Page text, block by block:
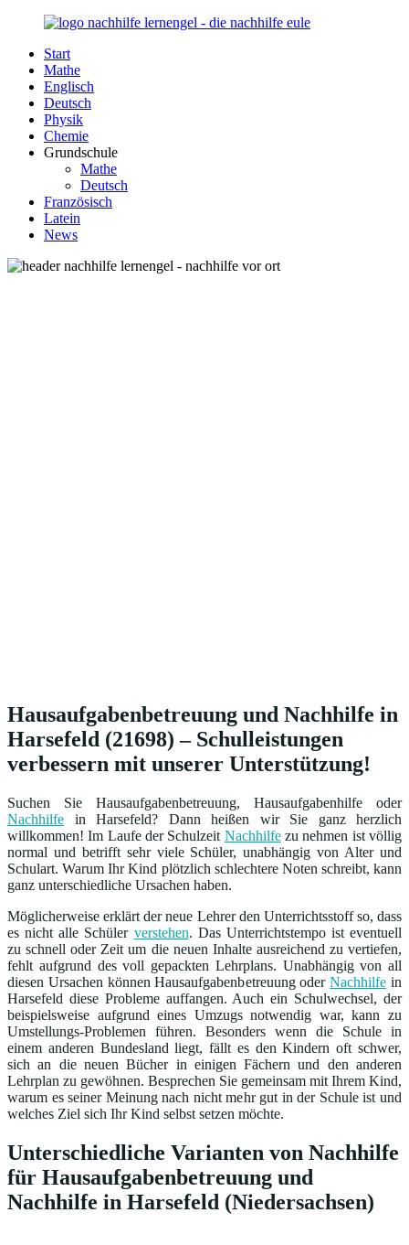
Zurück
Inhalt
Nachhilfe-
Lernengel.de
Unsere
Nachhilfe-
Eule
berät
zum
Damit
Lernen
Spaß
Start
Mathe
Englisch
Deutsch
Physik
Chemie
Grundschule
Mathe
Deutsch
Französisch
Latein
News
Hausaufgabenbetreuung und Nachhilfe in
Harsefeld (21698) – Schulleistungen
verbessern mit unserer Unterstützung!
Suchen Sie Hausaufgabenbetreuung, Hausaufgabenhilfe oder
Nachhilfe in Harsefeld? Dann heißen wir Sie ganz herzlich
willkommen! Im Laufe der Schulzeit Nachhilfezu nehmen ist völlig
normal und betrifft sehr viele Schüler, unabhängig von Alter und
Schulart. Warum Ihr Kind plötzlich schlechtere Noten schreibt, kann
ganz unterschiedliche Ursachen haben.
Möglicherweise erklärt der neue Lehrer den Unterrichtsstoff so, dass
es nicht alle Schüler verstehen. Das Unterrichtstempo ist eventuell
zu schnell oder Zeit um die neuen Inhalte ausreichend zu vertiefen,
fehlt aufgrund des voll gepackten Lehrplans. Unabhängig von all
diesen Ursachen können Hausaufgabenbetreuung oderNachhilfe in
Harsefeld diese Probleme auffangen. Auch ein Schulwechsel, der
beispielsweise aufgrund eines Umzugs notwendig war, kann zu
Umstellungs-Problemen führen. Besonders wenn die Schule in
einem anderen Bundesland liegt, fällt es den Kindern oft schwer,
sich an die neuen Bücher in einigen Fächern und den anderen
Lehrplan zu gewöhnen. Besprechen Sie gemeinsam mit Ihrem Kind,
warum es seiner Meinung nach nicht mehr gut in der Schule ist und
welches Ziel sich Ihr Kind selbst setzen möchte.
Unterschiedliche Varianten von Nachhilfe
für Hausaufgabenbetreuung und
Nachhilfe in Harsefeld (Niedersachsen)